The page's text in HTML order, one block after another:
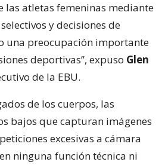
las atletas femeninas mediante
y decisiones de
una preocupación importante
deportivas”, expuso Glen
de la EBU.
de los cuerpos, las
bajos que capturan imágenes
excesivas a cámara
ninguna función técnica ni